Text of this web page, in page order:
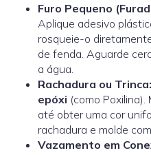
Furo Pequeno
Aplique adesivo
rosqueie-o
de fenda. Aguarde
a água.
Rachadura ou Trinca:
epóxi (como Poxilina).
até obter uma cor
rachadura e molde
Vazamento em